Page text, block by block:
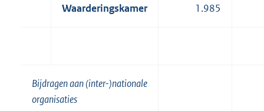
Waarderingskamer
1.985
Bijdragen aan (inter-)nationale
organisaties